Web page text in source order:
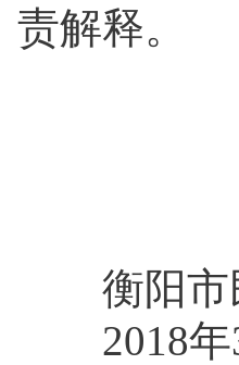
责解释。
衡阳市
2018年3